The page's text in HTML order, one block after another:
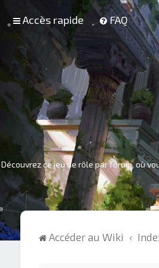
Accès rapide FAQ
Découvrez ce jeu de rôle par forum, où
Accéder au Wiki